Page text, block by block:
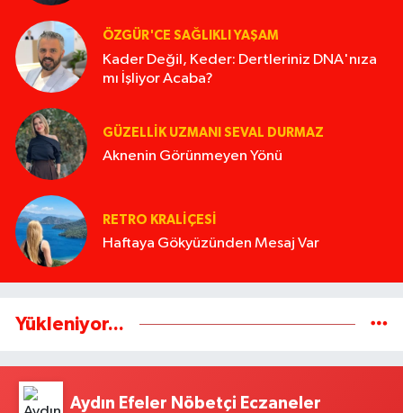
ÖZGÜR'CE SAĞLIKLI YAŞAM
Kader Değil, Keder: Dertleriniz DNA'nıza
mı İşliyor Acaba?
GÜZELLIK UZMANI SEVAL DURMAZ
Aknenin Görünmeyen Yönü
RETRO KRALIÇESI
Haftaya Gökyüzünden Mesaj Var
Yükleniyor...
Aydın Efeler Nöbetçi Eczaneler